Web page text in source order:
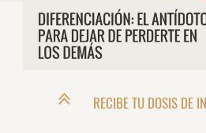
RECIBE TU DOSIS DE